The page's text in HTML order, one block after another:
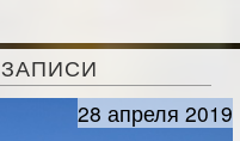
28 апреля 2019